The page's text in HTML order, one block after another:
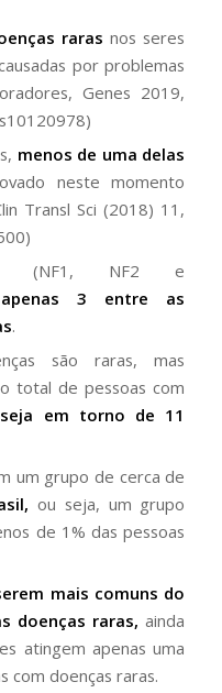
raras nos seres
por problemas
Genes 2019,
menos de uma delas
neste momento
Transl Sci (2018) 11,
(NF1, NF2 e
3 entre as
.
são raras, mas
total de pessoas com
seja em torno de 11
um grupo de cerca de
ou seja, um grupo
de 1% das pessoas
mais comuns do
doenças raras, ainda
atingem apenas uma
com doenças raras.